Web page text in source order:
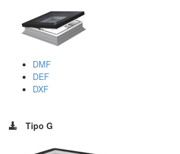
DMF
DEF
DXF
Tipo G